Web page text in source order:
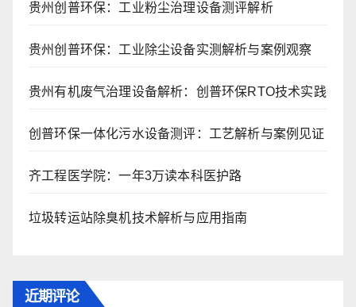
贵州创普环保：工业粉尘治理设备测评解析
贵州创普环保：工业除尘设备实测解析与案例观察
贵州有机废气治理设备解析：创普环保RTO技术实践
创普环保一体化污水设备测评：工艺解析与案例见证
齐工程医学院：一年3万读本科医护路
垃圾转运站除臭机技术解析与应用指南
近期评论